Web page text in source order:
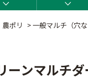
ポリ > 一般マルチ（穴な
ーンマルチ